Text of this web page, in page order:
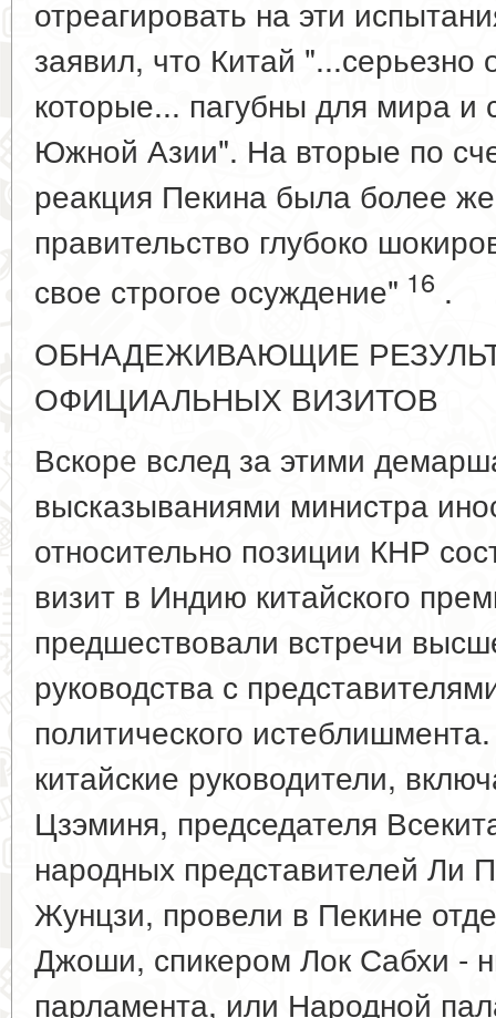
отреагировать на эти
заявил, что Китай
которые... пагубны для мира и
Южной Азии". На вторые по
реакция Пекина была более
правительство глубоко
свое строгое осуждение" 16 .
ОБНАДЕЖИВАЮЩИЕ
ОФИЦИАЛЬНЫХ ВИЗИТОВ
Вскоре вслед за этими
высказываниями министра
относительно позиции КНР
визит в Индию китайского
предшествовали встречи
руководства с
политического
китайские руководители,
Цзэминя, председателя
народных представителей Ли
Жунцзи, провели в Пекине
Джоши, спикером Лок Сабхи -
парламента, или Народной